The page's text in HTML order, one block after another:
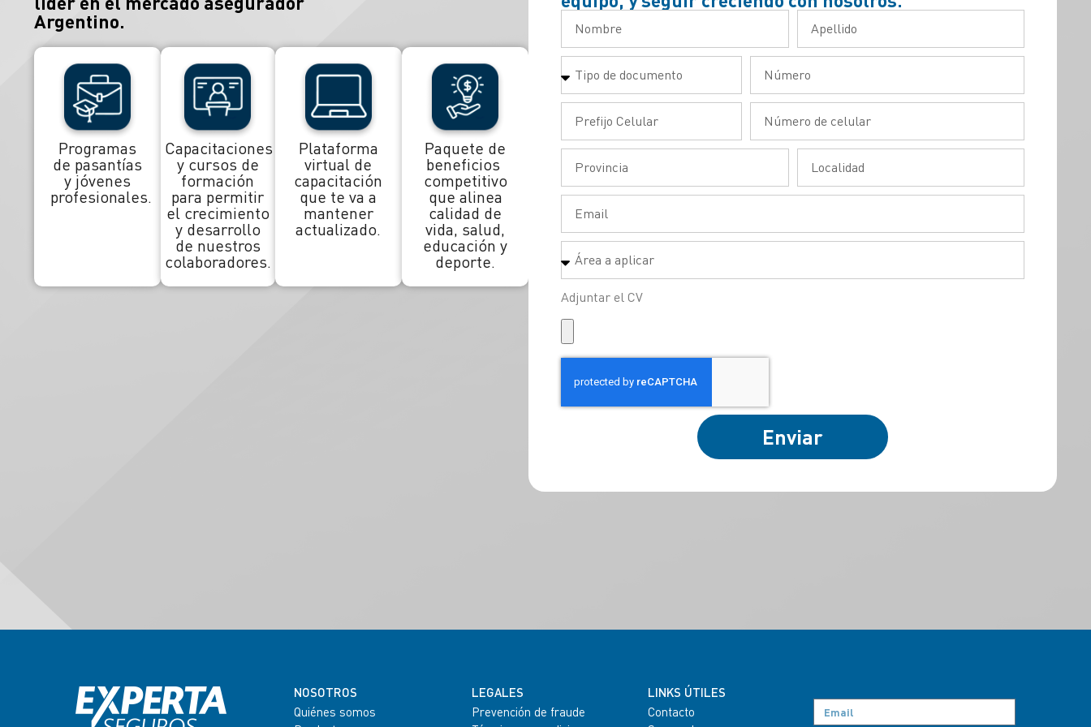
Argentino.
Programas
de pasantías
y jóvenes
profesionales.
Capacitaciones
y cursos de
formación
para permitir
el crecimiento
y desarrollo
de nuestros
colaboradores.
Plataforma
virtual de
capacitación
que te va a
mantener
actualizado.
Paquete de
beneficios
competitivo
que alinea
calidad de
vida, salud,
educación y
deporte.
Adjuntar el CV
Enviar
NOSOTROS
Quiénes somos
LEGALES
Prevención de fraude
LINKS ÚTILES
Contacto